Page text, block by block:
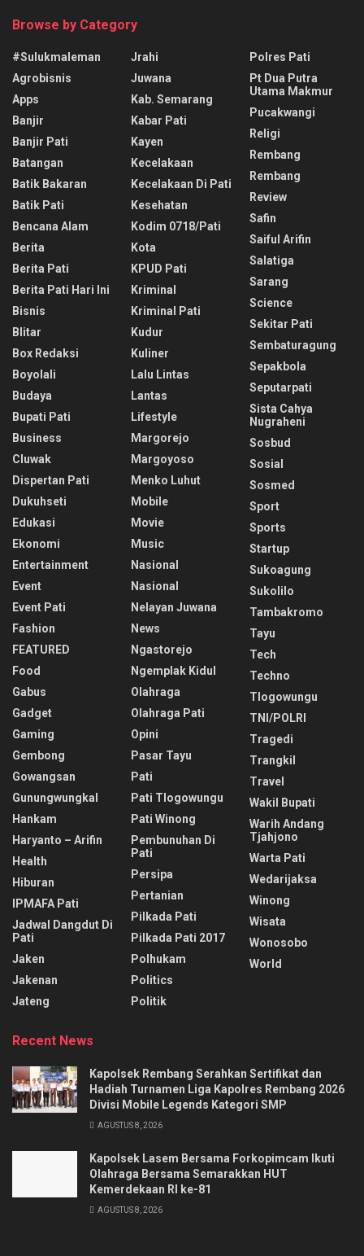
Browse by Category
#sulukmaleman
Agrobisnis
Apps
Banjir
Banjir Pati
Batangan
Batik Bakaran
Batik Pati
Bencana Alam
Berita
Berita Pati
Berita Pati Hari Ini
Bisnis
Blitar
Box Redaksi
Boyolali
Budaya
Bupati Pati
Business
Cluwak
Dispertan Pati
Dukuhseti
Edukasi
Ekonomi
Entertainment
Event
Event Pati
Fashion
FEATURED
Food
Gabus
Gadget
Gaming
Gembong
Gowangsan
Gunungwungkal
Hankam
Haryanto – Arifin
Health
Hiburan
IPMAFA Pati
Jadwal Dangdut Di
Pati
Jaken
Jakenan
Jateng
Jrahi
Juwana
Kab. Semarang
Kabar Pati
Kayen
Kecelakaan
Kecelakaan Di Pati
Kesehatan
Kodim 0718/pati
Kota
KPUD Pati
Kriminal
Kriminal Pati
Kudur
Kuliner
Lalu Lintas
Lantas
Lifestyle
Margorejo
Margoyoso
Menko Luhut
Mobile
Movie
Music
Nasional
Nasional
Nelayan Juwana
News
Ngastorejo
Ngemplak Kidul
Olahraga
Olahraga Pati
Opini
Pasar Tayu
Pati
Pati Tlogowungu
Pati Winong
Pembunuhan Di
Pati
Persipa
Pertanian
Pilkada Pati
Pilkada Pati 2017
Polhukam
Politics
Politik
Polres Pati
Pt Dua Putra
Utama Makmur
Pucakwangi
Religi
Rembang
Rembang
Review
Safin
Saiful Arifin
Salatiga
Sarang
Science
Sekitar Pati
Sembaturagung
Sepakbola
Seputarpati
Sista Cahya
Nugraheni
Sosbud
Sosial
Sosmed
Sport
Sports
Startup
Sukoagung
Sukolilo
Tambakromo
Tayu
Tech
Techno
Tlogowungu
TNI/POLRI
Tragedi
Trangkil
Travel
Wakil Bupati
Warih Andang
Tjahjono
Warta Pati
Wedarijaksa
Winong
Wisata
Wonosobo
World
Recent News
Kapolsek Rembang Serahkan Sertifikat dan
Hadiah Turnamen Liga Kapolres Rembang 2026
Divisi Mobile Legends Kategori SMP
AGUSTUS 8, 2026
Kapolsek Lasem Bersama Forkopimcam Ikuti
Olahraga Bersama Semarakkan HUT
Kemerdekaan RI ke-81
AGUSTUS 8, 2026